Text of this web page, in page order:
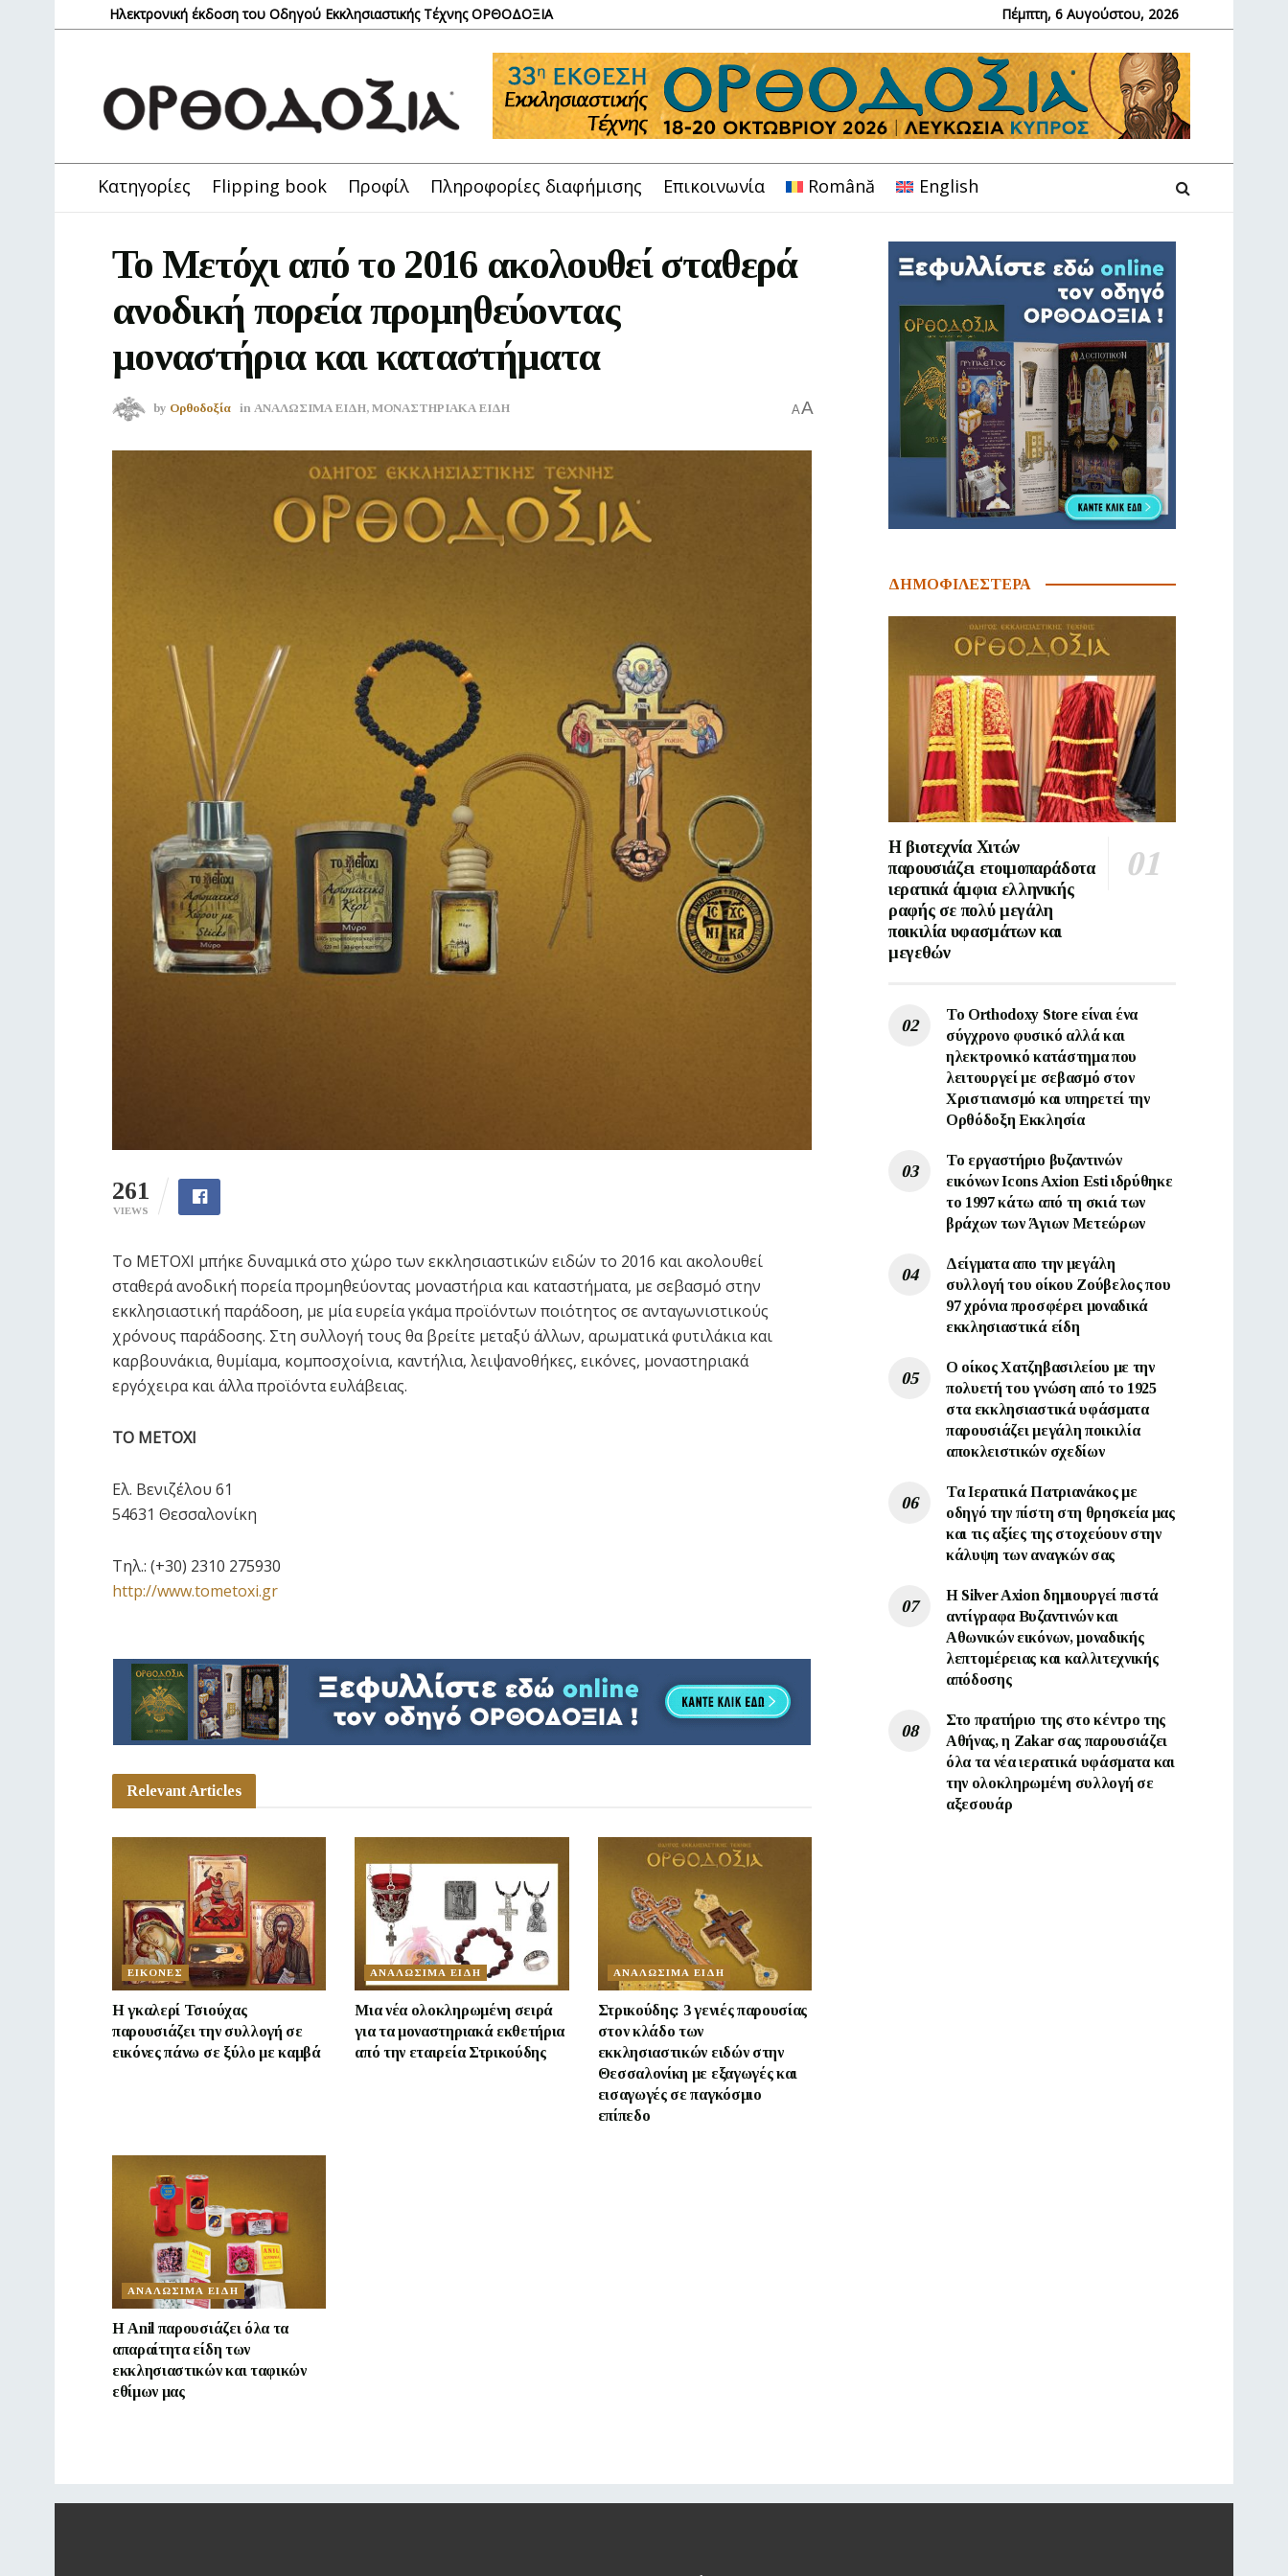
Ηλεκτρονική έκδοση του Οδηγού Εκκλησιαστικής Τέχνης ΟΡΘΟΔΟΞΙΑ Πέμπτη, 6 Αυγούστου, 2026
Κατηγορίες Flipping book Προφίλ Πληροφορίες διαφήμισης Επικοινωνία Română English
Το Μετόχι από το 2016 ακολουθεί σταθερά
ανοδική πορεία προμηθεύοντας
μοναστήρια και καταστήματα
by Ορθοδοξία in ΑΝΑΛΩΣΙΜΑ ΕΙΔΗ, ΜΟΝΑΣΤΗΡΙΑΚΑ ΕΙΔΗ AA
261
VIEWS
Το ΜΕΤΟΧΙ μπήκε δυναμικά στο χώρο των εκκλησιαστικών ειδών το 2016 και ακολουθεί
σταθερά ανοδική πορεία προμηθεύοντας μοναστήρια και καταστήματα, με σεβασμό στην
εκκλησιαστική παράδοση, με μία ευρεία γκάμα προϊόντων ποιότητος σε ανταγωνιστικούς
χρόνους παράδοσης. Στη συλλογή τους θα βρείτε μεταξύ άλλων, αρωματικά φυτιλάκια και
καρβουνάκια, θυμίαμα, κομποσχοίνια, καντήλια, λειψανοθήκες, εικόνες, μοναστηριακά
εργόχειρα και άλλα προϊόντα ευλάβειας.
ΤΟ ΜΕΤΟΧΙ
Ελ. Βενιζέλου 61
54631 Θεσσαλονίκη
Tηλ.: (+30) 2310 275930
http://www.tometoxi.gr
Relevant Articles
ΕΙΚΟΝΕΣ
Η γκαλερί Τσιούχας
παρουσιάζει την συλλογή σε
εικόνες πάνω σε ξύλο με καμβά
ΑΝΑΛΩΣΙΜΑ ΕΙΔΗ
Mια νέα ολοκληρωμένη σειρά
για τα μοναστηριακά εκθετήρια
από την εταιρεία Στρικούδης
ΑΝΑΛΩΣΙΜΑ ΕΙΔΗ
Στρικούδης: 3 γενιές παρουσίας
στον κλάδο των
εκκλησιαστικών ειδών στην
Θεσσαλονίκη με εξαγωγές και
εισαγωγές σε παγκόσμιο
επίπεδο
ΑΝΑΛΩΣΙΜΑ ΕΙΔΗ
Η Anil παρουσιάζει όλα τα
απαραίτητα είδη των
εκκλησιαστικών και ταφικών
εθίμων μας
ΔΗΜΟΦΙΛΕΣΤΕΡΑ
Η βιοτεχνία Χιτών
παρουσιάζει ετοιμοπαράδοτα
ιερατικά άμφια ελληνικής
ραφής σε πολύ μεγάλη
ποικιλία υφασμάτων και
μεγεθών
Το Orthodoxy Store είναι ένα
σύγχρονο φυσικό αλλά και
ηλεκτρονικό κατάστημα που
λειτουργεί με σεβασμό στον
Χριστιανισμό και υπηρετεί την
Ορθόδοξη Εκκλησία
To εργαστήριο βυζαντινών
εικόνων Ιcons Axion Esti ιδρύθηκε
το 1997 κάτω από τη σκιά των
βράχων των Άγιων Μετεώρων
Δείγματα απο την μεγάλη
συλλογή του οίκου Ζούβελος που
97 χρόνια προσφέρει μοναδικά
εκκλησιαστικά είδη
Ο οίκος Χατζηβασιλείου με την
πολυετή του γνώση από το 1925
στα εκκλησιαστικά υφάσματα
παρουσιάζει μεγάλη ποικιλία
αποκλειστικών σχεδίων
Τα Ιερατικά Πατριανάκος με
οδηγό την πίστη στη θρησκεία μας
και τις αξίες της στοχεύουν στην
κάλυψη των αναγκών σας
Η Silver Axion δημιουργεί πιστά
αντίγραφα Βυζαντινών και
Αθωνικών εικόνων, μοναδικής
λεπτομέρειας και καλλιτεχνικής
απόδοσης
Στο πρατήριο της στο κέντρο της
Αθήνας, η Zakar σας παρουσιάζει
όλα τα νέα ιερατικά υφάσματα και
την ολοκληρωμένη συλλογή σε
αξεσουάρ